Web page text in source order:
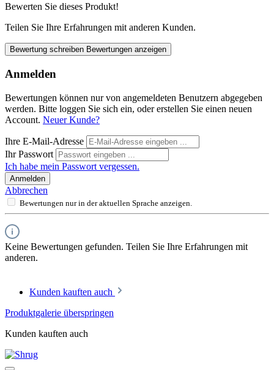
Bewerten Sie dieses Produkt!
Teilen Sie Ihre Erfahrungen mit anderen Kunden.
Bewertung schreiben Bewertungen anzeigen
Anmelden
Bewertungen können nur von angemeldeten Benutzern abgegeben
werden. Bitte loggen Sie sich ein, oder erstellen Sie einen neuen
Account. Neuer Kunde?
Ihre E-Mail-Adresse
Ihr Passwort
Ich habe mein Passwort vergessen.
Anmelden
Abbrechen
Bewertungen nur in der aktuellen Sprache anzeigen.
Keine Bewertungen gefunden. Teilen Sie Ihre Erfahrungen mit
anderen.
Kunden kauften auch
Produktgalerie überspringen
Kunden kauften auch